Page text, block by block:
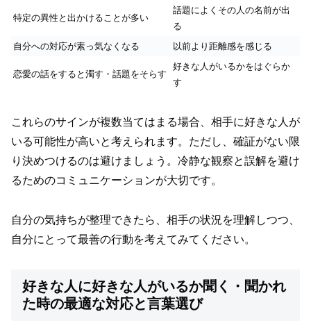
特定の異性と出かけることが多い
話題によくその人の名前が出
る
自分への対応が素っ気なくなる
以前より距離感を感じる
恋愛の話をすると濁す・話題をそらす
好きな人がいるかをはぐらか
す
これらのサインが複数当てはまる場合、相手に好きな人が
いる可能性が高いと考えられます。ただし、確証がない限
り決めつけるのは避けましょう。冷静な観察と誤解を避け
るためのコミュニケーションが大切です。
自分の気持ちが整理できたら、相手の状況を理解しつつ、
自分にとって最善の行動を考えてみてください。
好きな人に好きな人がいるか聞く・聞かれ
た時の最適な対応と言葉選び